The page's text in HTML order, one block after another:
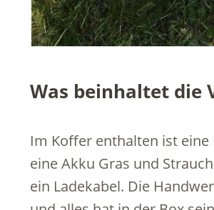
Was beinhaltet die
Im Koffer enthalten ist
eine Akku Gras und
ein Ladekabel. Die